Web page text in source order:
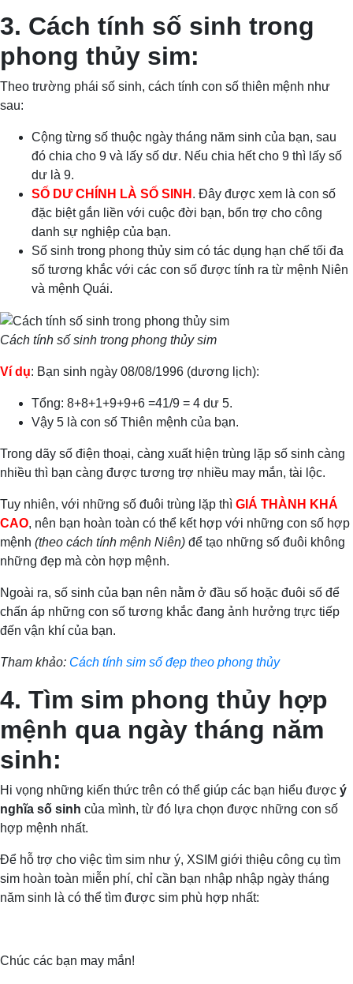
3. Cách tính số sinh trong
phong thủy sim:
Theo trường phái số sinh, cách tính con số thiên mệnh như
sau:
Cộng từng số thuộc ngày tháng năm sinh của bạn, sau
đó chia cho 9 và lấy số dư. Nếu chia hết cho 9 thì lấy số
dư là 9.
SỐ DƯ CHÍNH LÀ SỐ SINH . Đây được xem là con số
đặc biệt gắn liền với cuộc đời bạn, bổn trợ cho công
danh sự nghiệp của bạn.
Số sinh trong phong thủy sim có tác dụng hạn chế tối đa
số tương khắc với các con số được tính ra từ mệnh Niên
và mệnh Quái.
Cách tính số sinh trong phong thủy sim
Ví dụ: Bạn sinh ngày 08/08/1996 (dương lịch):
Tổng: 8+8+1+9+9+6 =41/9 = 4 dư 5.
Vậy 5 là con số Thiên mệnh của bạn.
Trong dãy số điện thoại, càng xuất hiện trùng lặp số sinh càng
nhiều thì bạn càng được tương trợ nhiều may mắn, tài lộc.
Tuy nhiên, với những số đuôi trùng lặp thì GIÁ THÀNH KHÁ
CAO, nên bạn hoàn toàn có thể kết hợp với những con số hợp
mệnh (theo cách tính mệnh Niên) để tạo những số đuôi không
những đẹp mà còn hợp mệnh.
Ngoài ra, số sinh của bạn nên nằm ở đầu số hoặc đuôi số để
chấn áp những con số tương khắc đang ảnh hưởng trực tiếp
đến vận khí của bạn.
Tham khảo: Cách tính sim số đẹp theo phong thủy
4. Tìm sim phong thủy hợp
mệnh qua ngày tháng năm
sinh:
Hi vọng những kiến thức trên có thể giúp các bạn hiểu được ý
nghĩa số sinh của mình, từ đó lựa chọn được những con số
hợp mệnh nhất.
Để hỗ trợ cho việc tìm sim như ý, XSIM giới thiệu công cụ tìm
sim hoàn toàn miễn phí, chỉ cần bạn nhập nhập ngày tháng
năm sinh là có thể tìm được sim phù hợp nhất:
Chúc các bạn may mắn!